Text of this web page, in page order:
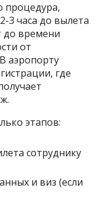
процедура,
3 часа до вылета
до времени
от
аэропорту
где
этапов:
сотруднику
и виз (если